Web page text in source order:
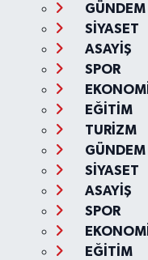
GÜNDEM
SİYASET
ASAYİŞ
SPOR
EKONOMİ
EĞİTİM
TURİZM
GÜNDEM
SİYASET
ASAYİŞ
SPOR
EKONOMİ
EĞİTİM